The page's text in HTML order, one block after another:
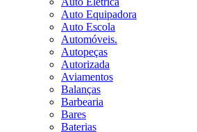
Auto Equipadora
Auto Escola
Automóveis.
Autopeças
Autorizada
Aviamentos
Balanças
Barbearia
Bares
Baterias